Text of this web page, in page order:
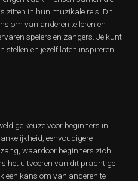
zitten in hun muzikale reis. Dit
om van anderen te leren en
spelers en zangers. Je kunt
stellen en jezelf laten inspireren
keuze voor beginners in
eenvoudigere
waardoor beginners zich
het uitvoeren van dit prachtige
een kans om van anderen te